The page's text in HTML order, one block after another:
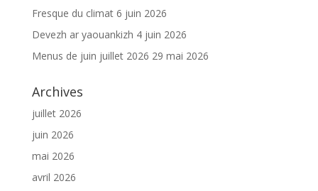
Fresque du climat 6 juin 2026
Devezh ar yaouankizh 4 juin 2026
Menus de juin juillet 2026 29 mai 2026
Archives
juillet 2026
juin 2026
mai 2026
avril 2026